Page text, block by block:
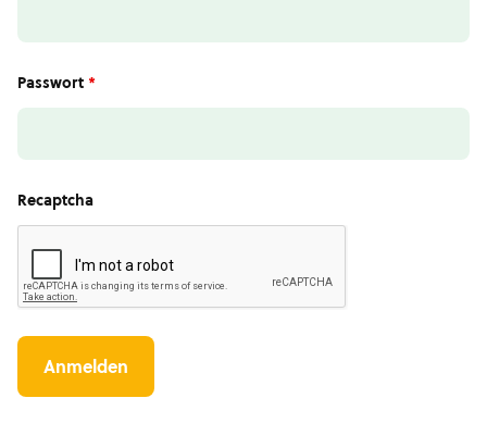
Passwort *
Recaptcha